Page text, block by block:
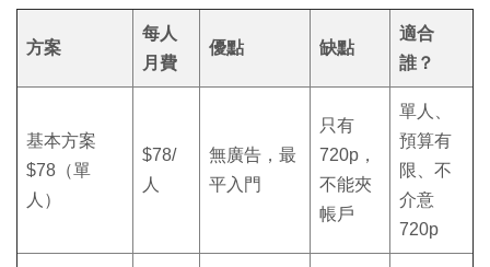
方案
每人
月費
優點 缺點
適合
誰？
基本方案
$78（單
人）
$78/
人
無廣告，最
平入門
只有
720p，
不能夾
帳戶
單人、
預算有
限、不
介意
720p